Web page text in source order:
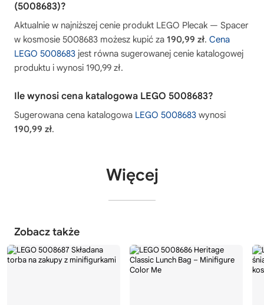
(5008683)?
Aktualnie w najniższej cenie produkt LEGO Plecak — Spacer
w kosmosie 5008683 możesz kupić za 190,99 zł. Cena
LEGO 5008683 jest równa sugerowanej cenie katalogowej
produktu i wynosi 190,99 zł.
Ile wynosi cena katalogowa LEGO 5008683?
Sugerowana cena katalogowa LEGO 5008683 wynosi
190,99 zł.
Więcej
Zobacz także